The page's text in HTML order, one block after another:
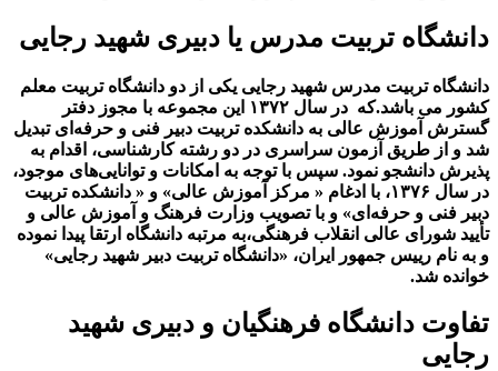
دانشگاه تربیت مدرس یا دبیری شهید رجایی
دانشگاه تربیت مدرس شهید رجایی یکی از دو دانشگاه تربیت معلم
کشور می باشد.که در سال ۱۳۷۲ این مجموعه با مجوز دفتر
گسترش آموزش عالی به دانشکده تربیت دبیر فنی و حرفه‌ای تبدیل
شد و از طریق آزمون سراسری در دو رشته کارشناسی، اقدام به
پذیرش دانشجو نمود. سپس با توجه به امکانات و توانایی‌های موجود،
در سال ۱۳۷۶، با ادغام « مرکز آموزش عالی» و « دانشکده تربیت
دبیر فنی و حرفه‌ای» و با تصویب وزارت فرهنگ و آموزش عالی و
تأیید شورای عالی انقلاب فرهنگی،به مرتبه دانشگاه ارتقا پیدا نموده
و به نام رییس جمهور ایران، «دانشگاه تربیت دبیر شهید رجایی‌»
خوانده شد.
تفاوت دانشگاه فرهنگیان و دبیری شهید
رجایی